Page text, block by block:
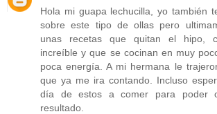
Hola mi guapa lechucilla, yo también
sobre este tipo de ollas pero
unas recetas que quitan el hipo,
increíble y que se cocinan en muy
poca energía. A mi hermana le
que ya me ira contando. Incluso
día de estos a comer para poder
resultado.